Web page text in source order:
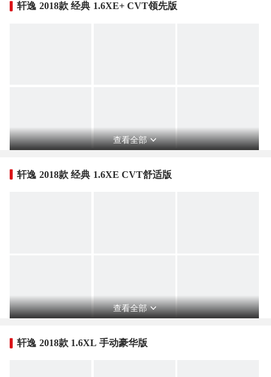
轩逸 2018款 经典 1.6XE+ CVT领先版
查看全部
轩逸 2018款 经典 1.6XE CVT舒适版
查看全部
轩逸 2018款 1.6XL 手动豪华版